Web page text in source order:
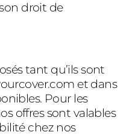
droit de
tant qu’ils sont
et dans
Pour les
offres sont valables
chez nos